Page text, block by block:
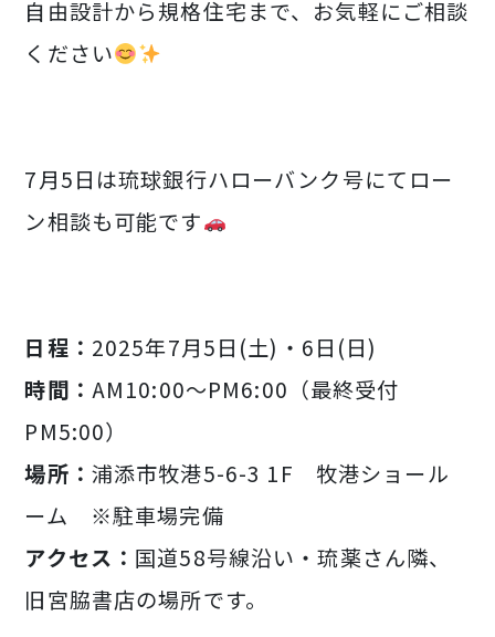
自由設計から規格住宅まで、お気軽にご相談
ください
7月5日は琉球銀行ハローバンク号にてロー
ン相談も可能です
日程： 2025年7月5日(土)・6日(日)
時間： AM10:00～PM6:00（最終受付
PM5:00）
場所： 浦添市牧港5-6-3 1F 牧港ショール
ーム ※駐車場完備
アクセス： 国道58号線沿い・琉薬さん隣、
旧宮脇書店の場所です。